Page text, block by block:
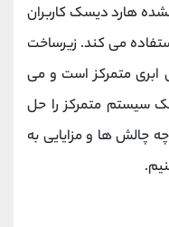
هارد دیسک کاربران
می کند. زیرساخت
ابری متمرکز است و می
سیستم متمرکز را حل
چالش ها و مزایایی به
90001030
@alireza.mehrabii
@alirezamehrabi_com